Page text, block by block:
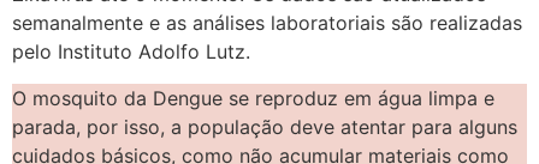
semanalmente e as análises laboratoriais são realizadas
pelo Instituto Adolfo Lutz.
O mosquito da Dengue se reproduz em água limpa e
parada, por isso, a população deve atentar para alguns
cuidados básicos, como não acumular materiais como